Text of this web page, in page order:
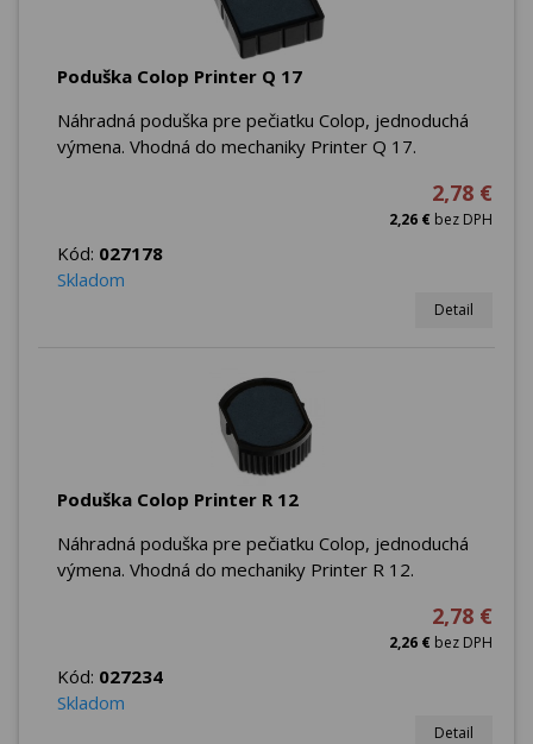
Poduška Colop Printer Q 17
Náhradná poduška pre pečiatku Colop, jednoduchá
výmena. Vhodná do mechaniky Printer Q 17.
2,78 €
2,26 € bez DPH
Kód: 027178
Skladom
Detail
Poduška Colop Printer R 12
Náhradná poduška pre pečiatku Colop, jednoduchá
výmena. Vhodná do mechaniky Printer R 12.
2,78 €
2,26 € bez DPH
Kód: 027234
Skladom
Detail